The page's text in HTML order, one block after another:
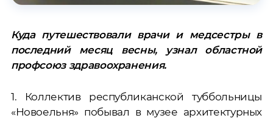
Куда путешествовали врачи и медсестры в
последний месяц весны, узнал областной
профсоюз здравоохранения.
1. Коллектив республиканской туббольницы
«Новоельня» побывал в музее архитектурных